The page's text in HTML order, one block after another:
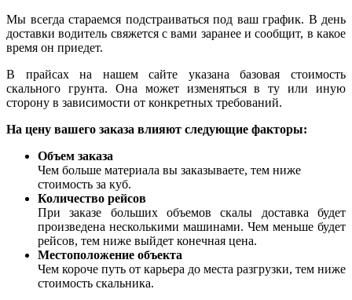
Мы всегда стараемся подстраиваться под ваш график. В день
доставки водитель свяжется с вами заранее и сообщит, в какое
время он приедет.
В прайсах на нашем сайте указана базовая стоимость
скального грунта. Она может изменяться в ту или иную
сторону в зависимости от конкретных требований.
На цену вашего заказа влияют следующие факторы:
Объем заказа
Чем больше материала вы заказываете, тем ниже
стоимость за куб.
Количество рейсов
При заказе больших объемов скалы доставка будет
произведена несколькими машинами. Чем меньше будет
рейсов, тем ниже выйдет конечная цена.
Местоположение объекта
Чем короче путь от карьера до места разгрузки, тем ниже
стоимость скальника.